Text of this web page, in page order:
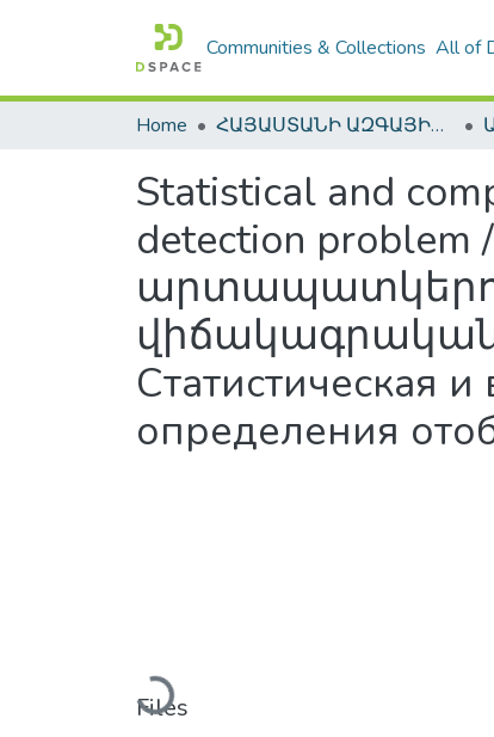
Communities & Collections All of
Home ՀԱՅԱՍՏԱՆԻ ԱԶԳԱՅԻՆ ԳՐԱԴԱՐԱՆԻ ԹՎԱՅԻՆ ՊԱՀՈՑ / DIGITAL REPOSITORY OF NLA
Statistical and
detection
վիճակագրական
Статистическая
определения
Loading...
Files